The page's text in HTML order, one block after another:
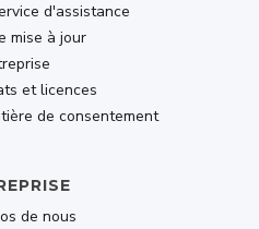
Now
209.30
d'assistance
mise à jour
et licences
de consentement
de nous